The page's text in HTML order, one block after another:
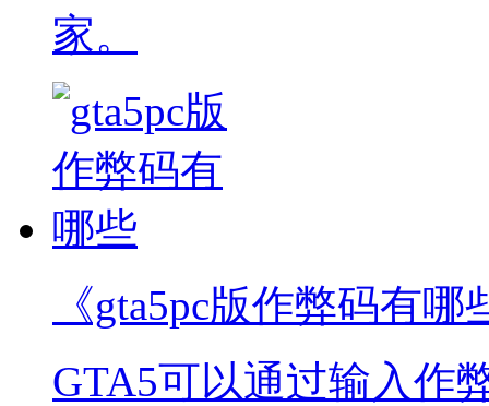
家。
《gta5pc版作弊码有哪
GTA5可以通过输入作